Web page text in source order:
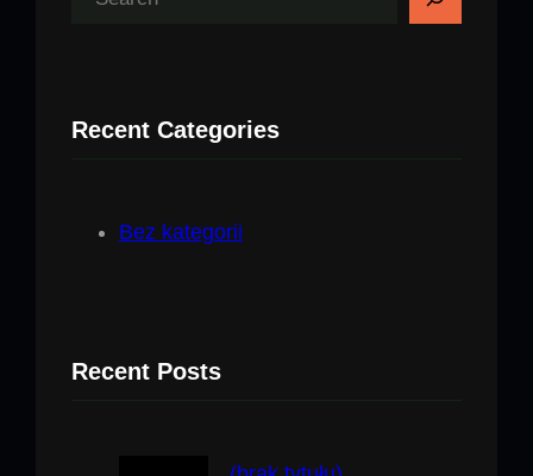
a
Recent Categories
Bez kategorii
Recent Posts